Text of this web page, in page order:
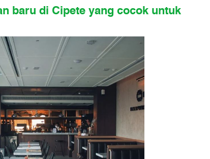
baru di Cipete yang cocok untuk